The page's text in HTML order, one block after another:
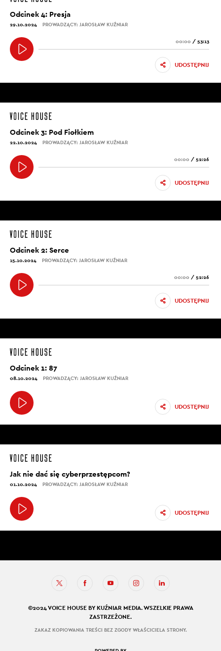
Odcinek 4: Presja
29.10.2024 PROWADZĄCY: JAROSŁAW KUŹNIAR
00:00 / 53:13
UDOSTĘPNIJ
Odcinek 3: Pod Fiołkiem
22.10.2024 PROWADZĄCY: JAROSŁAW KUŹNIAR
00:00 / 52:26
UDOSTĘPNIJ
Odcinek 2: Serce
15.10.2024 PROWADZĄCY: JAROSŁAW KUŹNIAR
00:00 / 52:26
UDOSTĘPNIJ
Odcinek 1: 87
08.10.2024 PROWADZĄCY: JAROSŁAW KUŹNIAR
UDOSTĘPNIJ
Jak nie dać się cyberprzestępcom?
01.10.2024 PROWADZĄCY: JAROSŁAW KUŹNIAR
UDOSTĘPNIJ
©2024 VOICE HOUSE BY KUŹNIAR MEDIA. WSZELKIE PRAWA
ZASTRZEŻONE.
ZAKAZ KOPIOWANIA TREŚCI BEZ ZGODY WŁAŚCICIELA STRONY.